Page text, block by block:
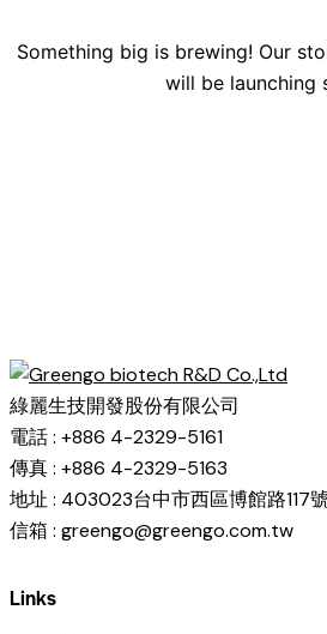
Something big is brewing! Our
will be launching
綠麗生技開發股份有限公司
電話 : +886 4-2329-5161
傳真 : +886 4-2329-5163
地址 : 403023台中市西區博館路117
信箱 : greengo@greengo.com.tw
Links